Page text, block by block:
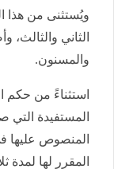
ويُستثنى من هذا
الثاني
والمسنون.
استثناءً من حكم
المستفيدة التي
المقرر لها لمدة